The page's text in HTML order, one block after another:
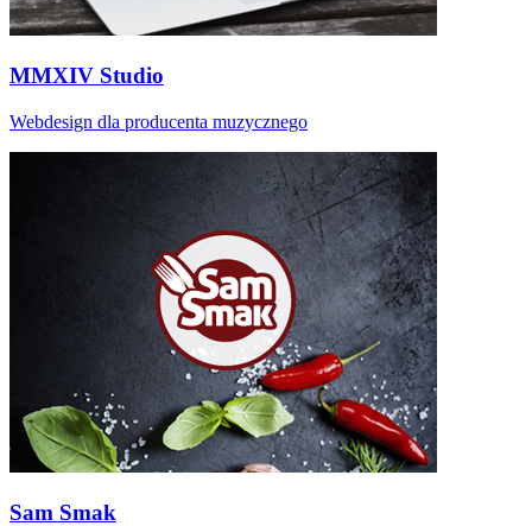
MMXIV Studio
Webdesign dla producenta muzycznego
Sam Smak